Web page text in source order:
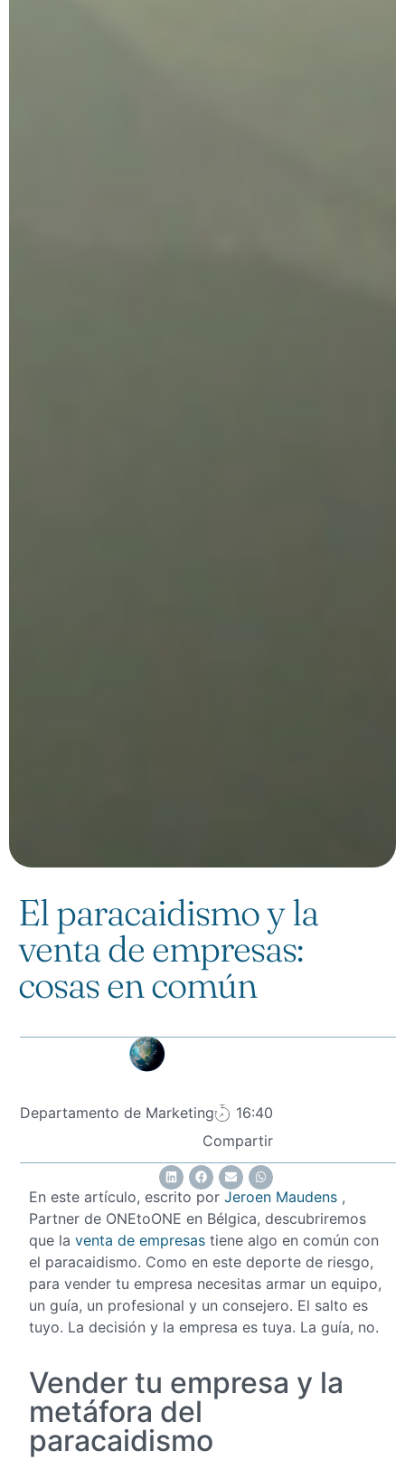
El paracaidismo y la
venta de empresas:
cosas en común
Departamento de Marketing
16:40
Compartir
En este artículo, escrito por Jeroen Maudens ,
Partner de ONEtoONE en Bélgica, descubriremos
que la venta de empresas tiene algo en común con
el paracaidismo. Como en este deporte de riesgo,
para vender tu empresa necesitas armar un equipo,
un guía, un profesional y un consejero. El salto es
tuyo. La decisión y la empresa es tuya. La guía, no.
Vender tu empresa y la
metáfora del
paracaidismo